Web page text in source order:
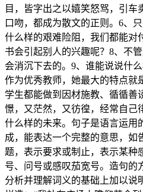
目，皆字出之以嬉笑怒骂，引
口吻，都成为散文的正则。6、
什么样的艰难险阻，我们都能对
书会引起别人的兴趣呢？8、不
会消沉下去的。9、谁能说说什
作为优秀教师，她最大的特点就
学生都能做到因材施教、循循善
憬，又茫然，又彷徨，经常自己
什么样的未来。句子是语言运用
成，能表达一个完整的意思，如
题，表示要求或制止，表示某种
号、问号或感叹茄宽号。造句的
分析并理解词义的基础上加以说